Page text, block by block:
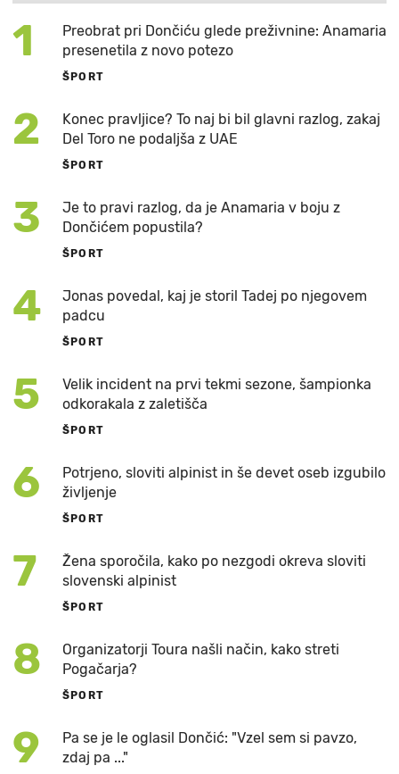
1
Preobrat pri Dončiću glede preživnine: Anamaria
presenetila z novo potezo
ŠPORT
2
Konec pravljice? To naj bi bil glavni razlog, zakaj
Del Toro ne podaljša z UAE
ŠPORT
3
Je to pravi razlog, da je Anamaria v boju z
Dončićem popustila?
ŠPORT
4
Jonas povedal, kaj je storil Tadej po njegovem
padcu
ŠPORT
5
Velik incident na prvi tekmi sezone, šampionka
odkorakala z zaletišča
ŠPORT
6
Potrjeno, sloviti alpinist in še devet oseb izgubilo
življenje
ŠPORT
7
Žena sporočila, kako po nezgodi okreva sloviti
slovenski alpinist
ŠPORT
8
Organizatorji Toura našli način, kako streti
Pogačarja?
ŠPORT
9
Pa se je le oglasil Dončić: "Vzel sem si pavzo,
zdaj pa ..."